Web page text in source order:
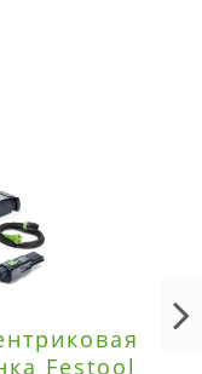
Festool